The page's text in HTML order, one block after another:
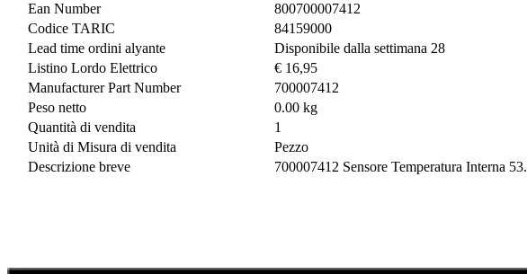
Ean Number
800700007412
Codice TARIC
84159000
Lead time ordini alyante
Disponibile dalla settimana 28
Listino Lordo Elettrico
€ 16,95
Manufacturer Part Number
700007412
Peso netto
0.00 kg
Quantità di vendita
1
Unità di Misura di vendita
Pezzo
Descrizione breve
700007412 Sensore Temperatura Interna